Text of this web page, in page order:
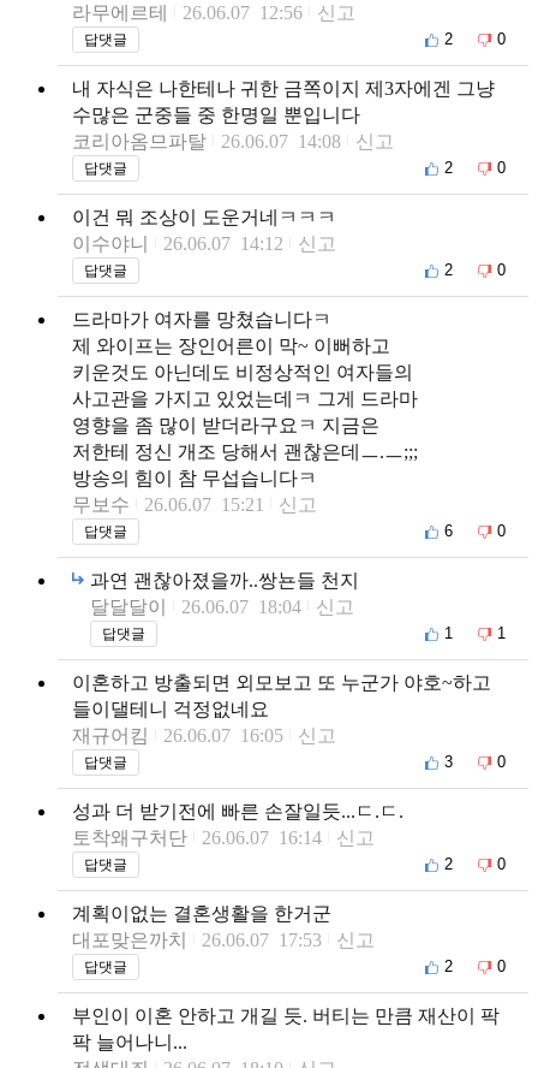
라무에르테
26.06.07 12:56 신고
답댓글 2 0
내 자식은 나한테나 귀한 금쪽이지 제3자에겐 그냥
수많은 군중들 중 한명일 뿐입니다
코리아옴므파탈
26.06.07 14:08 신고
답댓글 2 0
이건 뭐 조상이 도운거네ㅋㅋㅋ
이수야니
26.06.07 14:12 신고
답댓글 2 0
드라마가 여자를 망쳤습니다ㅋ
제 와이프는 장인어른이 막~ 이뻐하고
키운것도 아닌데도 비정상적인 여자들의
사고관을 가지고 있었는데ㅋ 그게 드라마
영향을 좀 많이 받더라구요ㅋ 지금은
저한테 정신 개조 당해서 괜찮은데ㅡ.ㅡ;;;
방송의 힘이 참 무섭습니다ㅋ
무보수
26.06.07 15:21 신고
답댓글 6 0
과연 괜찮아졌을까..쌍뇬들 천지
달달달이
26.06.07 18:04 신고
답댓글 1 1
이혼하고 방출되면 외모보고 또 누군가 야호~하고
들이댈테니 걱정없네요
재규어킴
26.06.07 16:05 신고
답댓글 3 0
성과 더 받기전에 빠른 손잘일듯...ㄷ.ㄷ.
토착왜구처단
26.06.07 16:14 신고
답댓글 2 0
계획이없는 결혼생활을 한거군
대포맞은까치
26.06.07 17:53 신고
답댓글 2 0
부인이 이혼 안하고 개길 듯. 버티는 만큼 재산이 팍
팍 늘어나니...